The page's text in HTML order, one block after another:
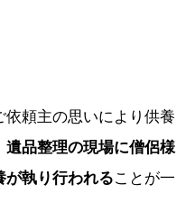
頼主の思いにより供養
遺品整理の現場に僧侶様
執り行われることが一